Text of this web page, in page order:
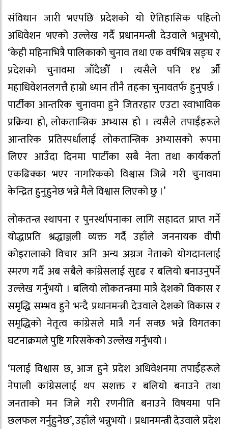
संविधान जारी भएपछि प्रदेशको यो ऐतिहासिक पहिलो
अधिवेशन भएको उल्लेख गर्दै प्रधानमन्त्री देउवाले भन्नुभयो,
‘केही महिनाभित्रै पालिकाको चुनाव तथा एक वर्षभित्र सङ्घ र
प्रदेशको चुनावमा जाँदैछौँ । त्यसैले पनि १४ औँ
महाधिवेशनलगत्तै हाम्रो ध्यान तीनै तहका चुनावतर्फ हुनुपर्छ ।
पार्टीका आन्तरिक चुनावमा हुने जितरहार एउटा स्वाभाविक
प्रक्रिया हो, लोकतान्त्रिक अभ्यास हो । त्यसैले तपाईँहरूले
आन्तरिक प्रतिस्पर्धालाई लोकतान्त्रिक अभ्यासको रूपमा
लिएर आउँदा दिनमा पार्टीका सबै नेता तथा कार्यकर्ता
एकढिक्का भएर नागरिकको विश्वास जित्ने गरी चुनावमा
केन्द्रित हुनुहुनेछ भन्ने मैले विश्वास लिएको छु ।’
लोकतन्त्र स्थापना र पुनर्स्थापनाका लागि सहादत प्राप्त गर्ने
योद्धाप्रति श्रद्धाञ्जली व्यक्त गर्दै उहाँले जननायक वीपी
कोइरालाको विचार अनि अन्य अग्रज नेताको योगदानलाई
स्मरण गर्दै अब सबैले कांग्रेसलाई सुदृढ र बलियो बनाउनुपर्ने
उल्लेख गर्नुभयो । बलियो लोकतन्त्रमा मात्रै देशको विकास र
समृद्धि सम्भव हुने भन्दै प्रधानमन्त्री देउवाले देशको विकास र
समृद्धिको नेतृत्व कांग्रेसले मात्रै गर्न सक्छ भन्ने विगतका
घटनाक्रमले पुष्टि गरिसकेको उल्लेख गर्नुभयो ।
‘मलाई विश्वास छ, आज हुने प्रदेश अधिवेशनमा तपाईँहरूले
नेपाली कांग्रेसलाई थप सशक्त र बलियो बनाउने तथा
जनताको मन जित्ने गरी रणनीति बनाउने विषयमा पनि
छलफल गर्नुहुनेछ’, उहाँले भन्नुभयो । प्रधानमन्त्री देउवाले प्रदेश